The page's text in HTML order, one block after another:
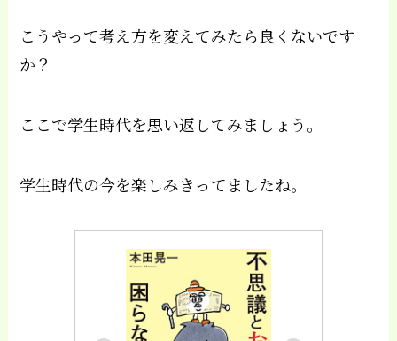
こうやって考え方を変えてみたら良くないです
か？
ここで学生時代を思い返してみましょう。
学生時代の今を楽しみきってましたね。